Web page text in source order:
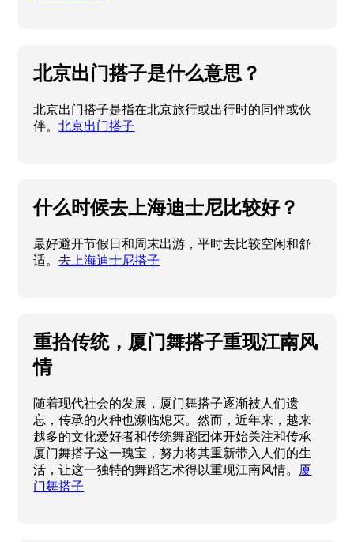
北京出门搭子是什么意思？
北京出门搭子是指在北京旅行或出行时的同伴或伙
伴。北京出门搭子
什么时候去上海迪士尼比较好？
最好避开节假日和周末出游，平时去比较空闲和舒
适。去上海迪士尼搭子
重拾传统，厦门舞搭子重现江南风
情
随着现代社会的发展，厦门舞搭子逐渐被人们遗
忘，传承的火种也濒临熄灭。然而，近年来，越来
越多的文化爱好者和传统舞蹈团体开始关注和传承
厦门舞搭子这一瑰宝，努力将其重新带入人们的生
活，让这一独特的舞蹈艺术得以重现江南风情。 厦
门舞搭子